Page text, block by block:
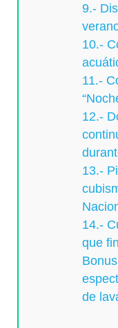
9.-
10.-
11.-
12.-
13.-
14.-
que
de